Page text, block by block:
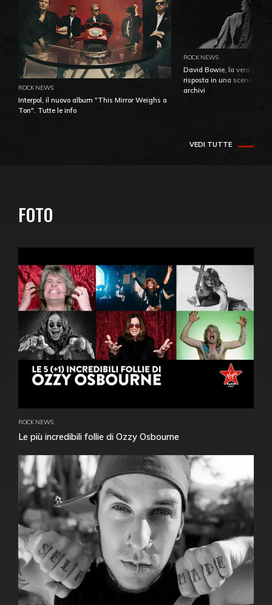
ROCK NEWS
Interpol, il nuovo album "This Mirror Weighs a
Ton". Tutte le info
ROCK NEWS
David Bowie, la vera
risposta in una
archivi
VEDI TUTTE
FOTO
ROCK NEWS
Le più incredibili follie di Ozzy Osbourne